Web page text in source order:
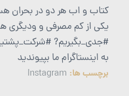
کتاب و اب هر دو در بحران
یکی از کم مصرفی و ودیگری
#جدی_بگیریم?
به اینستاگرام ما بپیوندید
برچسب ها: Instagram